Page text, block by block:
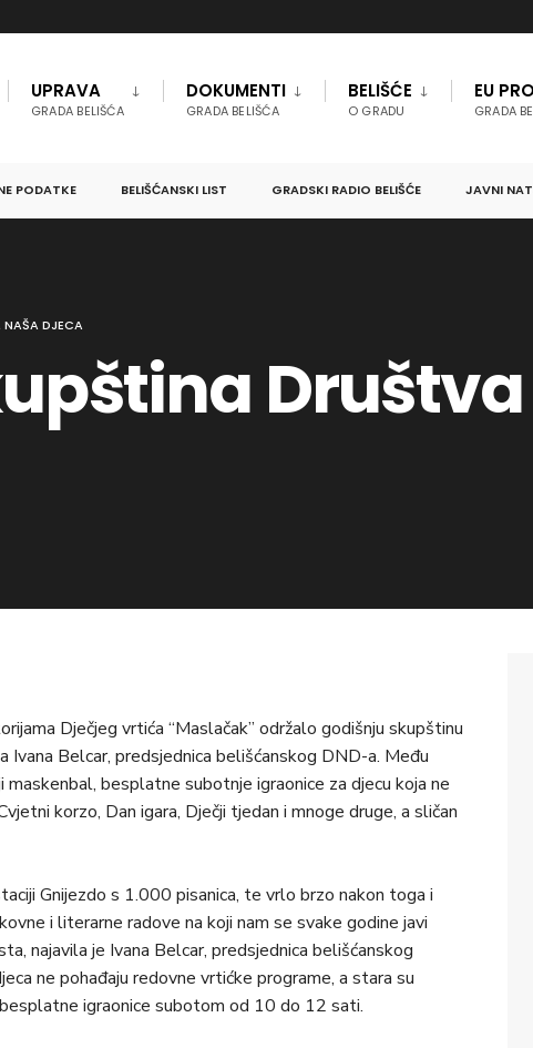
UPRAVA
GRADA BELIŠĆA
DOKUMENTI
GRADA BELIŠĆA
BELIŠĆE
O GRADU
EU
GRADA
PODATKE BELIŠĆANSKI LIST GRADSKI RADIO BELIŠĆE JAVNI
NAŠA DJECA
Dječjeg vrtića “Maslačak” održalo godišnju skupštinu
Belcar, predsjednica belišćanskog DND-a. Među
besplatne subotnje igraonice za djecu koja ne
korzo, Dan igara, Dječji tjedan i mnoge druge, a sličan
Gnijezdo s 1.000 pisanica, te vrlo brzo nakon toga i
i literarne radove na koji nam se svake godine javi
najavila je Ivana Belcar, predsjednica belišćanskog
ne pohađaju redovne vrtićke programe, a stara su
igraonice subotom od 10 do 12 sati.